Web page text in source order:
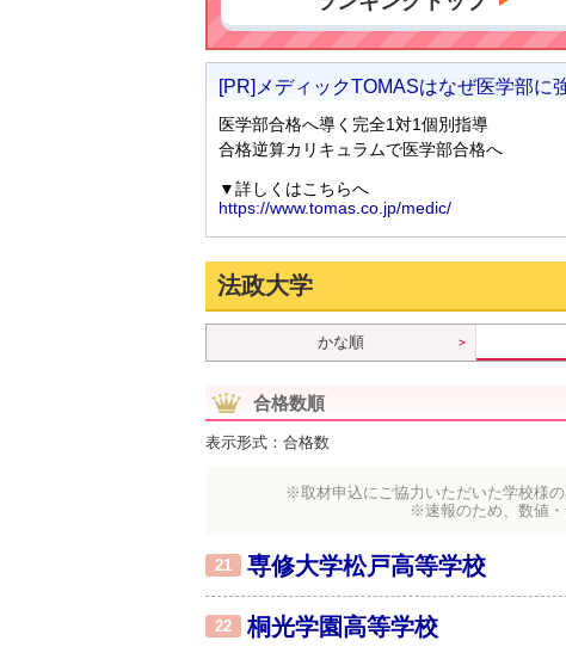
法政大学
かな順
合格数順
表示形式：合格数
※取材申込にご協力いただいた学校様
※速報のため、数値・
21 専修大学松戸高等学校
22 桐光学園高等学校